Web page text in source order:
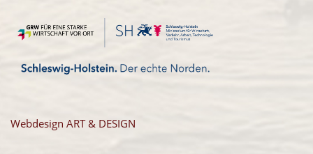
Webdesign ART & DESIGN